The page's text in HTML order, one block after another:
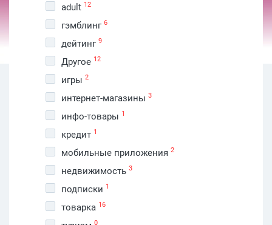
adult 12
гэмблинг 6
дейтинг 9
Другое 12
игры 2
интернет-магазины 3
инфо-товары 1
кредит 1
мобильные приложения 2
недвижимость 3
подписки 1
товарка 16
0